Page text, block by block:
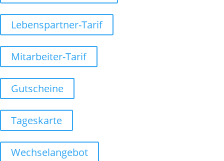
Lebenspartner-Tarif
Mitarbeiter-Tarif
Gutscheine
Tageskarte
Wechselangebot